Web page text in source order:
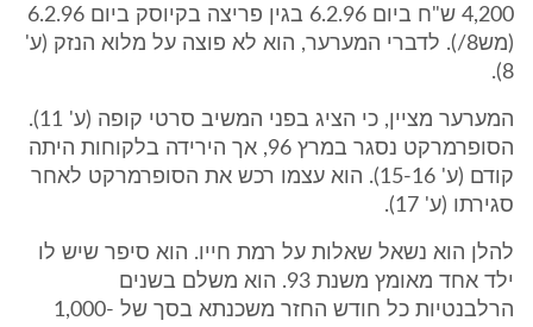
4,200 ש"ח ביום 6.2.96 בגין פריצה בקיוסק ביום 6.2.96
(מש8/). לדברי המערער, הוא לא פוצה על מלוא הנזק (ע'
8).
המערער מציין, כי הציג בפני המשיב סרטי קופה (ע' 11).
הסופרמרקט נסגר במרץ 96, אך הירידה בלקוחות היתה
קודם (ע' 15-16). הוא עצמו רכש את הסופרמרקט לאחר
סגירתו (ע' 17).
להלן הוא נשאל שאלות על רמת חייו. הוא סיפר שיש לו
ילד אחד מאומץ משנת 93. הוא משלם בשנים
הרלבנטיות כל חודש החזר משכנתא בסך של 1,000-